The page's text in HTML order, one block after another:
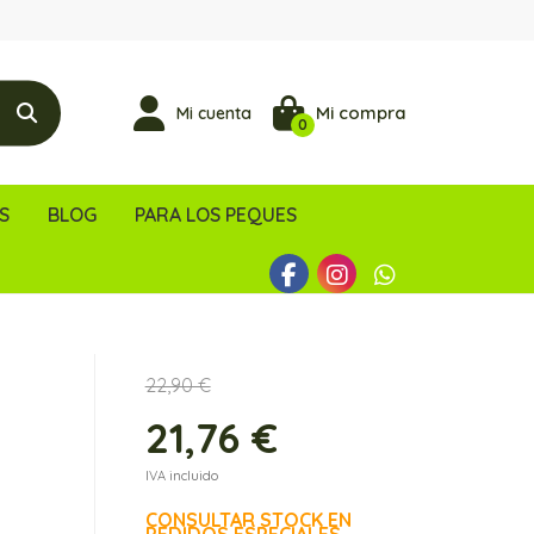
Mi cuenta Mi compra
0
BLOG PARA LOS PEQUES
22,90 €
21,76 €
IVA incluido
CONSULTAR STOCK EN